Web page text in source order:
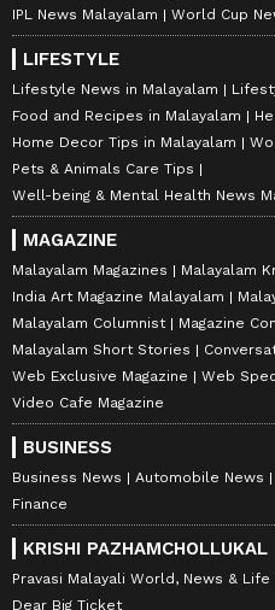
IPL News Malayalam
World Cup
LIFESTYLE
Lifestyle News in Malayalam
Food and Recipes in Malayalam
Home Decor Tips in Malayalam
Pets & Animals Care Tips
Well-being & Mental Health News
MAGAZINE
Malayalam Magazines
Malayalam
India Art Magazine Malayalam
Malayalam Columnist
Magazine
Malayalam Short Stories
Web Exclusive Magazine
Web
Video Cafe Magazine
BUSINESS
Business News Automobile News
Finance
KRISHI PAZHAMCHOLLUKAL
Pravasi Malayali World, News & Life
Dear Big Ticket